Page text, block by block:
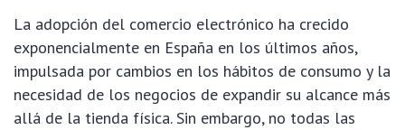
La adopción del comercio electrónico ha crecido
exponencialmente en España en los últimos años,
impulsada por cambios en los hábitos de consumo y la
necesidad de los negocios de expandir su alcance más
allá de la tienda física. Sin embargo, no todas las